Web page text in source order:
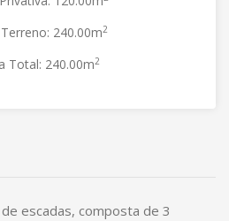
240.00m2
Total: 240.00m2
escadas, composta de 3